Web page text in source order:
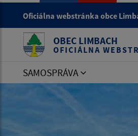
Oficiálna webstránka obce
OBEC LIMBACH
OFICIÁLNA
SAMOSPRÁVA